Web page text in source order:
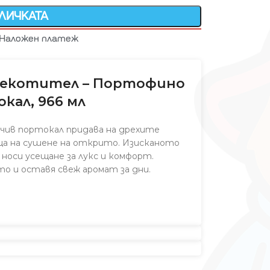
Наложен платеж
– Портофино
966 мл
портокал придава на дрехите
на сушене на открито. Изисканото
усещане за лукс и комфорт.
и оставя свеж аромат за дни.